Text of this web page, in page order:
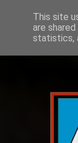
This site
are
statistics,